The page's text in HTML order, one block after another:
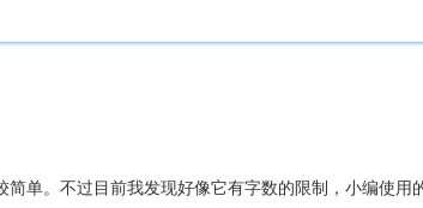
单。不过目前我发现好像它有字数的限制，小编使用